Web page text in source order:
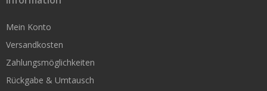
Vorgedruckte Barcodeetiketten
Mein Konto
Versandkosten
Zahlungsmöglichkeiten
Rückgabe & Umtausch